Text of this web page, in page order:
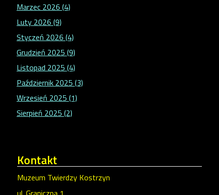
Marzec 2026 (4)
Luty 2026 (9)
Styczeń 2026 (4)
Grudzień 2025 (9)
Listopad 2025 (4)
Październik 2025 (3)
Wrzesień 2025 (1)
Sierpień 2025 (2)
Kontakt
Muzeum Twierdzy Kostrzyn